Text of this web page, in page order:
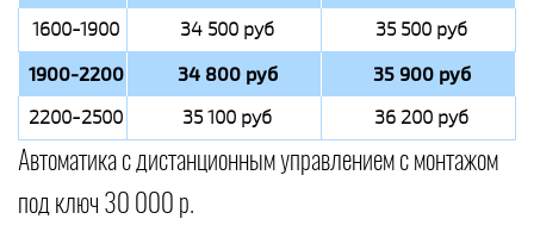
1600-1900 34 500 руб 35 500 руб
1900-2200 34 800 руб 35 900 руб
2200-2500 35 100 руб 36 200 руб
Автоматика с дистанционным управлением с монтажом
под ключ 30 000 р.